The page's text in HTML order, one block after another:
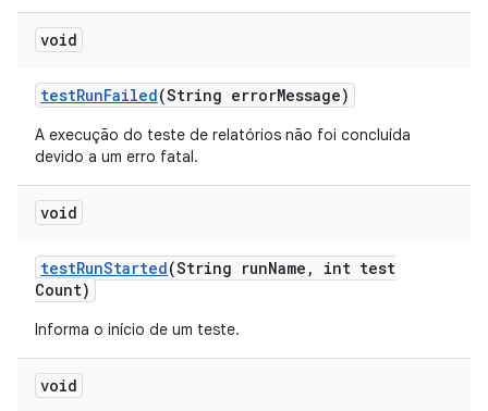
void
testRunFailed(String errorMessage)
A execução do teste de relatórios não foi concluída
devido a um erro fatal.
void
testRunStarted(String runName ,
int test
Count)
Informa o início de um teste.
void